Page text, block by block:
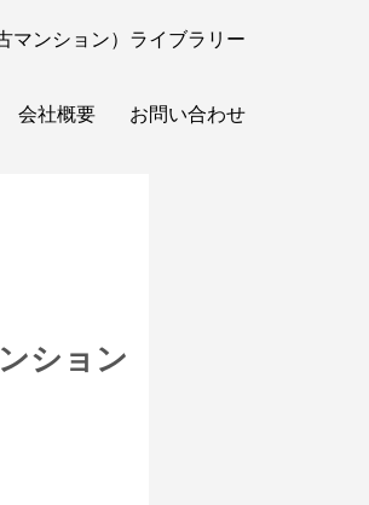
マンション）ライブラリー
会社概要 お問い合わせ
ション